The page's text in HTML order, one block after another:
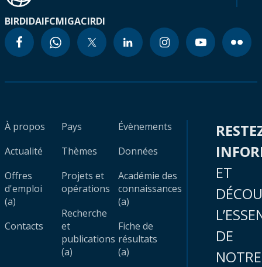
BIRDIDAIFCMIGACIRDI
À propos
Actualité
Offres
d'emploi
(a)
Contacts
Pays
Thèmes
Projets et
opérations
Recherche
et
publications
(a)
Évènements
Données
Académie des
connaissances
(a)
Fiche de
résultats
(a)
ET
DE
NOTRE